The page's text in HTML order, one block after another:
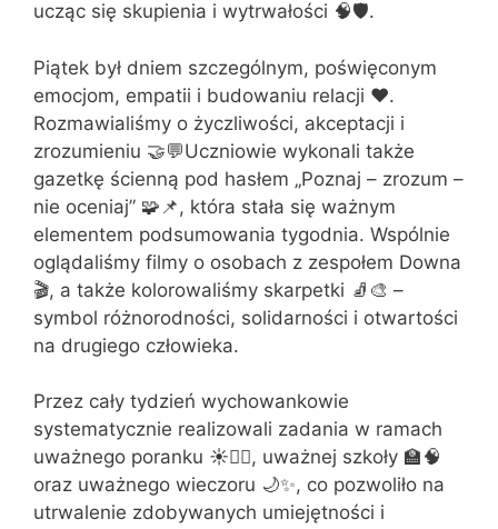
ucząc się skupienia i wytrwałości 🧠🛡️.
Piątek był dniem szczególnym, poświęconym
emocjom, empatii i budowaniu relacji ❤️.
Rozmawialiśmy o życzliwości, akceptacji i
zrozumieniu 🤝💬Uczniowie wykonali także
gazetkę ścienną pod hasłem „Poznaj – zrozum –
nie oceniaj” 🧩📌, która stała się ważnym
elementem podsumowania tygodnia. Wspólnie
oglądaliśmy filmy o osobach z zespołem Downa
🎬, a także kolorowaliśmy skarpetki 🧦🎨 –
symbol różnorodności, solidarności i otwartości
na drugiego człowieka.
Przez cały tydzień wychowankowie
systematycznie realizowali zadania w ramach
uważnego poranku ☀️🧘‍♂, uważnej szkoły 🏫🧠
oraz uważnego wieczoru 🌙✨, co pozwoliło na
utrwalenie zdobywanych umiejętności i